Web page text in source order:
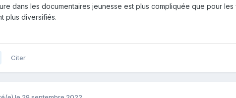
dans les documentaires jeunesse est plus compliquée que pour
plus diversifiés.
Citer